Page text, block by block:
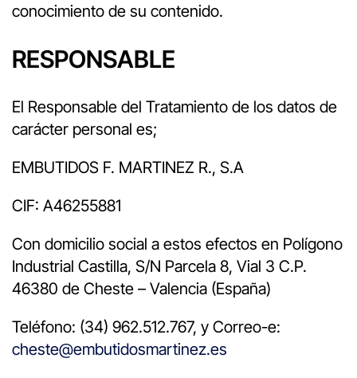
conocimiento de su contenido.
RESPONSABLE
El Responsable del Tratamiento de los datos de
carácter personal es;
EMBUTIDOS F. MARTINEZ R., S.A
CIF: A46255881
Con domicilio social a estos efectos en Polígono
Industrial Castilla, S/N Parcela 8, Vial 3 C.P.
46380 de Cheste – Valencia (España)
Teléfono: (34) 962.512.767, y Correo-e:
cheste@embutidosmartinez.es